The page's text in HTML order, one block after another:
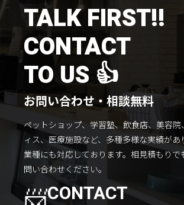
店舗内装工事.comの強み
施工までの流れ
コラムを読む
お客様のこえ
採用情報 会社概要
TALK FIRST!!
CONTACT
TO US 👍
お問い合わせ・相談無料
ペットショップ、学習塾、飲食店、美容院
ィス、医療施設など、多種多様な実績があ
業種にも対応しております。 相見積もりで
問い合わせください。
📨CONTACT